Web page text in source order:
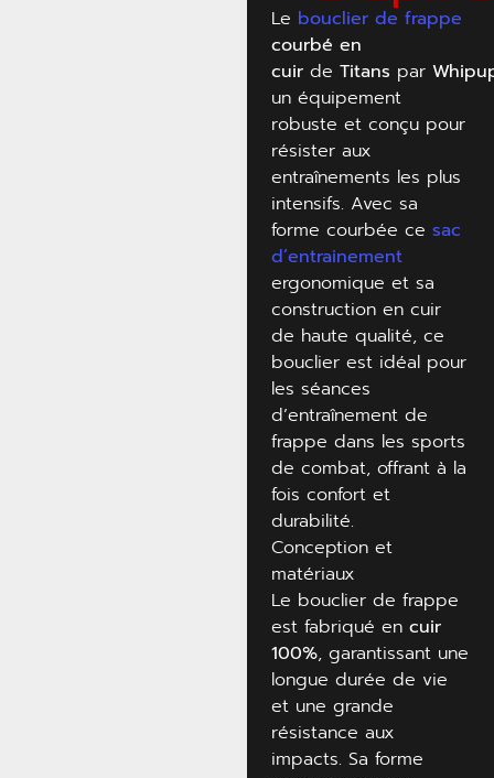
Le bouclier de frappe
courbé en
cuir deTitans par
un équipement
robuste et conçu pour
résister aux
entraînements les plus
intensifs. Avec sa
forme courbée cesac
d’entrainement
ergonomique et sa
construction en cuir
de haute qualité, ce
bouclier est idéal pour
les séances
d’entraînement de
frappe dans les sports
de combat, offrant à la
fois confort et
durabilité.
Conception et
matériaux
Le bouclier de frappe
est fabriqué encuir
100%, garantissant une
longue durée de vie
et une grande
résistance aux
impacts. Sa forme